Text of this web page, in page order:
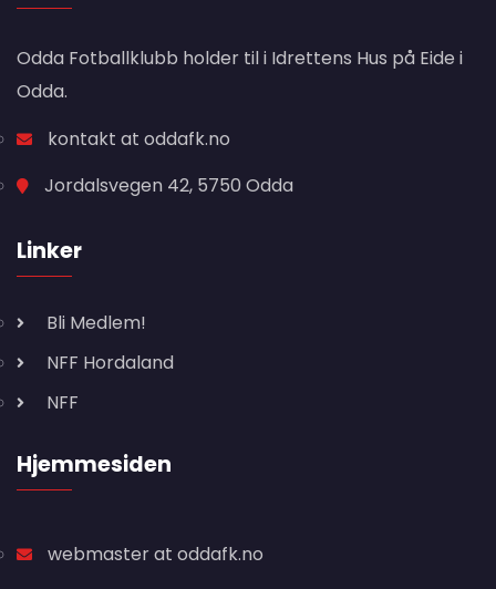
Odda Fotballklubb holder til i Idrettens Hus på Eide i
Odda.
kontakt at oddafk.no
Jordalsvegen 42, 5750 Odda
Linker
Bli Medlem!
NFF Hordaland
NFF
Hjemmesiden
webmaster at oddafk.no